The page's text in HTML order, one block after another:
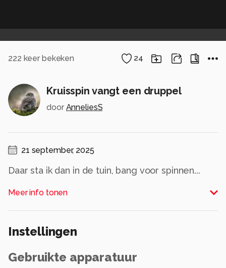
222 keer bekeken 24
Kruisspin vangt een druppel
door AnneliesS
21 september, 2025
Daar sta ik dan in de tuin, bang voor spinnen...
eigenlijk wil) je er bovenop zitten. Dus toch maar
gedaan. Het had net geregend en ineens brak
voor de mooiste bokehbollen, witbalans weer
serie.
Meer info tonen
Instellingen
Gebruikte apparatuur